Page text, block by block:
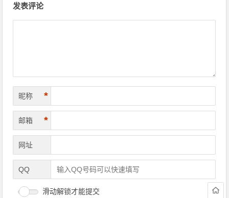
发表评论
昵称 *
邮箱 *
网址
QQ
滑动解锁才能提交